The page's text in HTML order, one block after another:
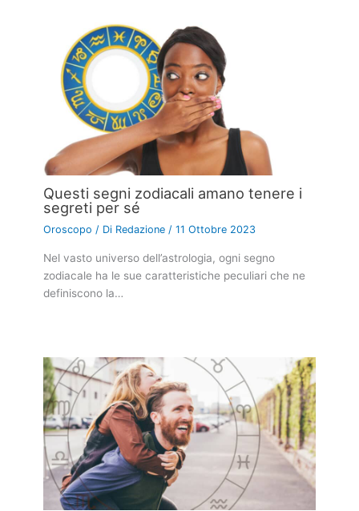
Questi segni zodiacali amano tenere i
segreti per sé
Oroscopo / Di Redazione/11 Ottobre 2023
Nel vasto universo dell’astrologia, ogni segno
zodiacale ha le sue caratteristiche peculiari che ne
definiscono la…